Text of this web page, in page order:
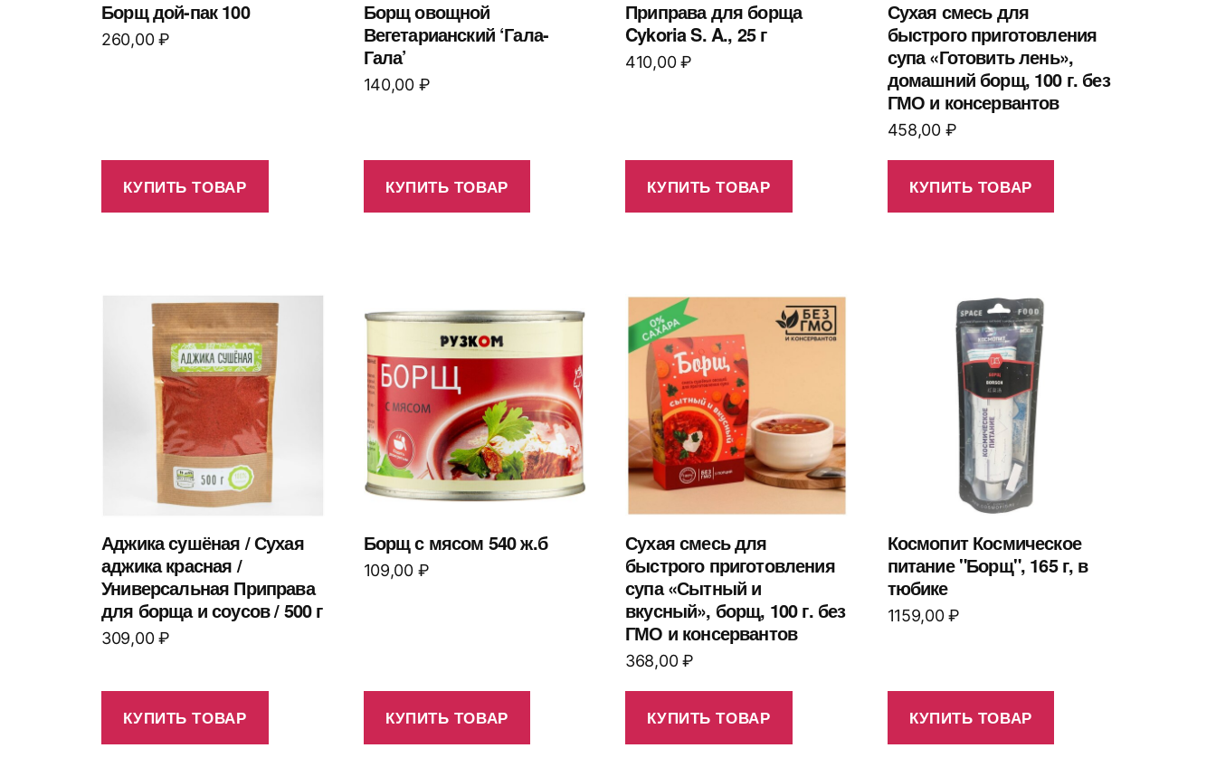
Борщ дой-пак 100
260,00₽
КУПИТЬ ТОВАР
Борщ овощной
Вегетарианский ‘Гала-
Гала’
140,00 ₽
КУПИТЬ ТОВАР
Приправа для борща
Cykoria S. A., 25 г
410,00₽
КУПИТЬ ТОВАР
Сухая смесь для
быстрого приготовления
супа «Готовить лень»,
домашний борщ, 100 г. без
ГМО и консервантов
458,00 ₽
КУПИТЬ ТОВАР
Аджика сушёная / Сухая
аджика красная /
Универсальная Приправа
для борща и соусов / 500 г
309,00₽
КУПИТЬ ТОВАР
Борщ с мясом 540 ж.б
109,00 ₽
КУПИТЬ ТОВАР
Сухая смесь для
быстрого приготовления
супа «Сытный и
вкусный», борщ, 100 г. без
ГМО и консервантов
368,00₽
КУПИТЬ ТОВАР
Космопит Космическое
питание "Борщ", 165 г, в
тюбике
1159,00₽
КУПИТЬ ТОВАР